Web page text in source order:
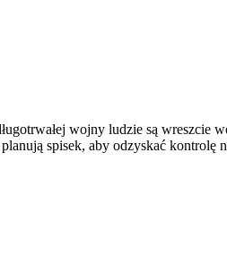
wojny ludzie są
spisek, aby odzyskać kontrolę